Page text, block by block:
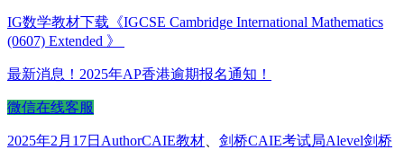
IG数学教材下载《IGCSE Cambridge International Mathematics
(0607) Extended 》
最新消息！2025年AP香港逾期报名通知！
微信在线客服
发
2025年2月17日 作
Author分
CAIE教材 剑桥CAIE考试局标
Alevel剑桥